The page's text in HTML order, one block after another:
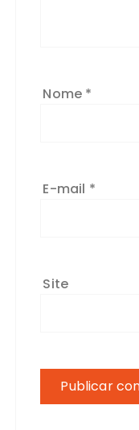
Nome *
E-mail *
Site